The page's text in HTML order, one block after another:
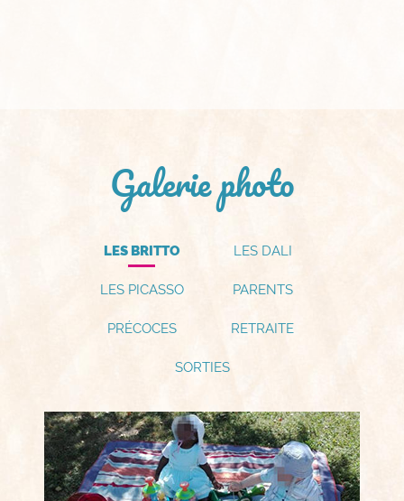
Galerie photo
LES BRITTO LES DALI
LES PICASSO PARENTS
PRÉCOCES RETRAITE
SORTIES